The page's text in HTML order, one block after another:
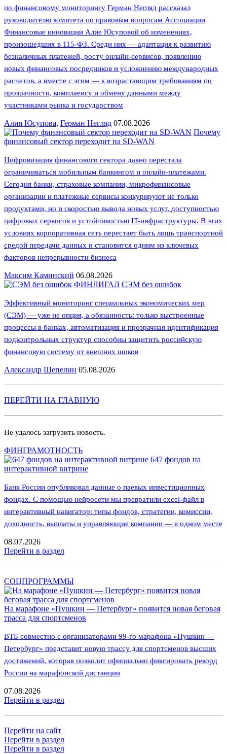
по финансовому мониторингу Герман Негляд рассказал
руководителю комитета по правовым вопросам Ассоциации
Финансовые инновации Алие Юсуповой об изменениях,
произошедших в 115-ФЗ. Среди них — адаптация к развитию
безналичных платежей, росту онлайн-сервисов, появлению
новых финансовых посредников и усложнению международных
расчетов, а вместе с этим — к возрастающим требованиям по
прозрачности, комплаенсу и обмену данными между
участниками рынка и государством
Алия Юсупова, Герман Негляд 07.08.2026
Почему
финансовый сектор переходит на SD-WAN
Цифровизация финансового сектора давно перестала
ограничиваться мобильным банкингом и онлайн-платежами.
Сегодня банки, страховые компании, микрофинансовые
организации и платежные сервисы конкурируют не только
продуктами, но и скоростью вывода новых услуг, доступностью
цифровых сервисов и устойчивостью IT-инфраструктуры. В этих
условиях корпоративная сеть перестает быть лишь транспортной
средой передачи данных и становится одним из ключевых
факторов непрерывности бизнеса
Максим Каминский 06.08.2026
ФИНЛИГАЛ СЭМ без ошибок
Эффективный мониторинг специальных экономических мер
(СЭМ) — уже не опция, а обязанность: только выстроенные
процессы в банках, автоматизация и прозрачная идентификация
подконтрольных структур способны защитить российскую
финансовую систему от внешних шоков
Александр Шепелин 05.08.2026
ПЕРЕЙТИ НА ГЛАВНУЮ
Не удалось загрузить новость.
ФИНГРАМОТНОСТЬ
647 фондов на
интерактивной витрине
Банк России опубликовал данные о паевых инвестиционных
фондах. С помощью нейросети мы превратили excel-файл в
интерактивный навигатор: типы фондов, стратегии, комиссии,
доходность, выплаты и управляющие компании — в одном месте
08.07.2026
Перейти в раздел
СОЦПРОГРАММЫ
На марафоне «Пушкин — Петербург» появится новая беговая
трасса для спортсменов
ВТБ совместно с организаторами 99-го марафона «Пушкин —
Петербург» представит новую трассу для спортсменов высших
достижений, которая позволит официально фиксировать рекорд
России на марафонской дистанции
07.08.2026
Перейти в раздел
Перейти на сайт
Перейти в раздел
Перейти в раздел